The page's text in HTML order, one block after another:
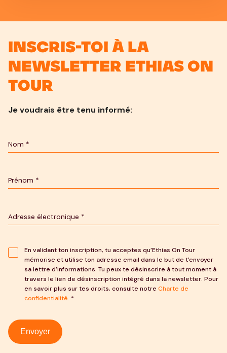
Inscris-toi à la
newsletter Ethias On
Tour
Je voudrais être tenu informé:
En validant ton inscription, tu acceptes qu’Ethias On Tour
mémorise et utilise ton adresse email dans le but de t'envoyer
sa lettre d’informations. Tu peux te désinscrire à tout moment à
travers le lien de désinscription intégré dans la newsletter. Pour
en savoir plus sur tes droits, consulte notre Charte de
confidentialité. *
Envoyer